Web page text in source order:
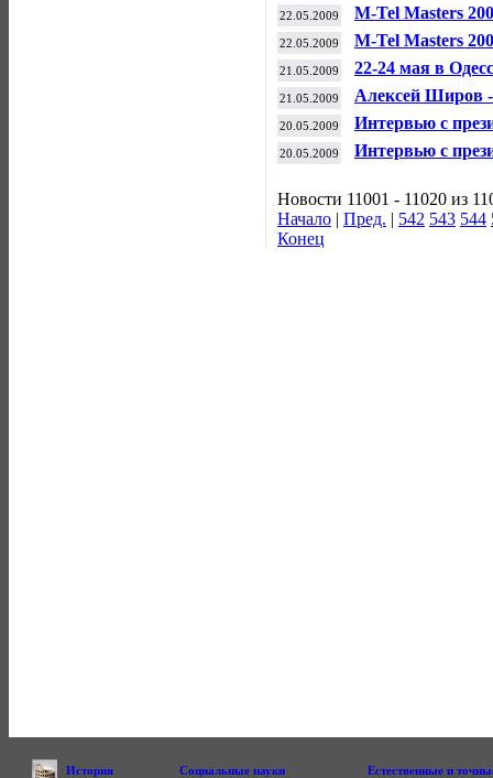
22.05.2009 M-Tel Masters
22.05.2009 M-Tel Masters
21.05.2009
22-24 мая в
шахматных
21.05.2009 Алексей Широв
20.05.2009 Интервью с
20.05.2009 Интервью с
Новости 11001 - 11020 из
Начало | Пред. | 542 543 544
Конец
История Социальные науки Естественные и